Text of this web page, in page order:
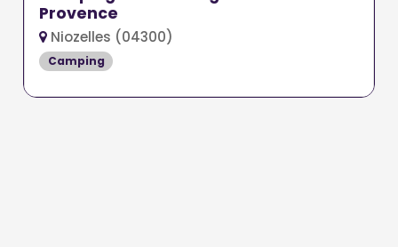
Provence
Niozelles (04300)
Camping